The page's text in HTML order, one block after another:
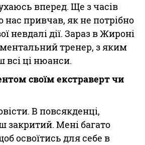
вперед. Ще з часів
привчав, як не потрібно
невдалі дії. Зараз в Жироні
тренер, з яким
всі ці нюанси.
своїм екстраверт чи
В повсякденці,
закритий. Мені багато
освоїтись для себе в